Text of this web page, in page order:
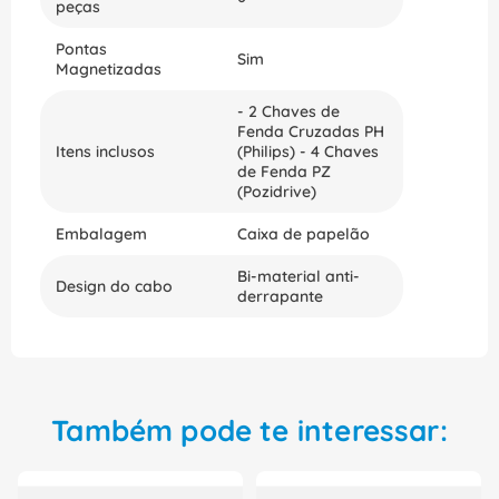
peças
Pontas
Magnetizadas
Sim
Itens inclusos
- 2 Chaves de
Fenda Cruzadas PH
(Philips) - 4 Chaves
de Fenda PZ
(Pozidrive)
Embalagem Caixa de papelão
Design do cabo
Bi-material anti-
derrapante
Também pode te interessar: